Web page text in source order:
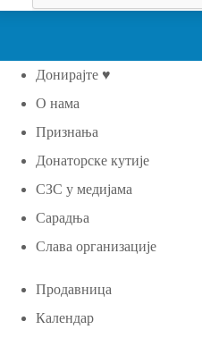
Донирајте ♥
О нама
Признања
Донаторске кутије
СЗС у медијама
Сарадња
Слава организације
Продавница
Календар